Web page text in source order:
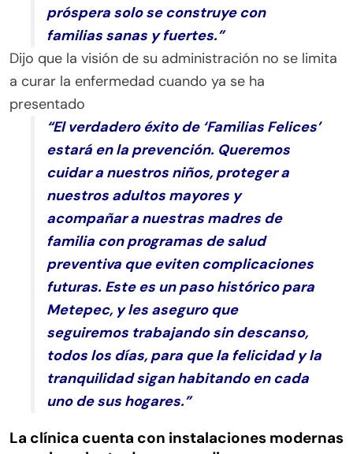
próspera solo se construye con
familias sanas y fuertes.”
Dijo que la visión de su administración no se limita
a curar la enfermedad cuando ya se ha
presentado
“El verdadero éxito de ‘Familias Felices’
estará en la prevención. Queremos
cuidar a nuestros niños, proteger a
nuestros adultos mayores y
acompañar a nuestras madres de
familia con programas de salud
preventiva que eviten complicaciones
futuras. Este es un paso histórico para
Metepec, y les aseguro que
seguiremos trabajando sin descanso,
todos los días, para que la felicidad y la
tranquilidad sigan habitando en cada
uno de sus hogares.”
La clínica cuenta con instalaciones modernas